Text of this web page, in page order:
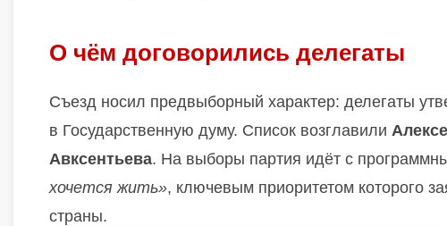
О чём договорились делегаты
Съезд носил предвыборный характер: делегаты
в Государственную думу. Список возглавили
Авксентьева. На выборы партия идёт с
хочется жить», ключевым приоритетом которого
страны.